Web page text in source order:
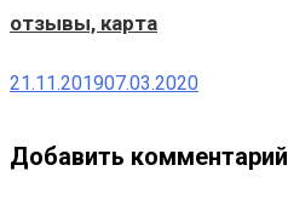
отзывы, карта
21.11.201907.03.2020
Добавить комментарий